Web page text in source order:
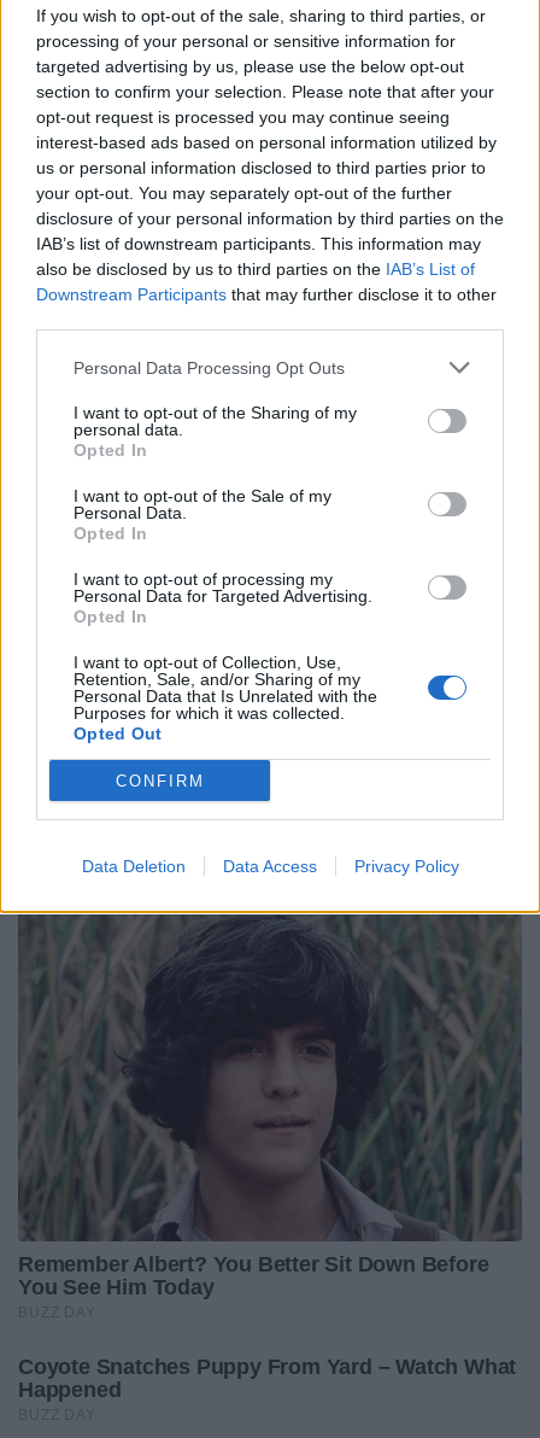
If you wish to opt-out of the sale, sharing to third parties, or
processing of your personal or sensitive information for
targeted advertising by us, please use the below opt-out
section to confirm your selection. Please note that after your
opt-out request is processed you may continue seeing
interest-based ads based on personal information utilized by
us or personal information disclosed to third parties prior to
your opt-out. You may separately opt-out of the further
disclosure of your personal information by third parties on the
IAB’s list of downstream participants. This information may
also be disclosed by us to third parties on the IAB’s List of
Downstream Participants that may further disclose it to other
Personal Data Processing Opt Outs
I want to opt-out of the Sharing of my
personal data.
Opted In
I want to opt-out of the Sale of my
Personal Data.
Opted In
I want to opt-out of processing my
Personal Data for Targeted Advertising.
Opted In
I want to opt-out of Collection, Use,
Retention, Sale, and/or Sharing of my
Personal Data that Is Unrelated with the
Purposes for which it was collected.
Opted Out
CONFIRM
Data Deletion Data Access Privacy Policy
Serie B – Playoff
promozione – ritorno
Monferratov Cus Catania 35-15 (5-0,and. 15-
3 4-0)
Rugby Perugia vRugby San Donà22-21 (4-1,
and. 40-24 5-1)
Brixia vItalian Floor Design Bergamo 21-12
(4-0,and. 41-24 5-0)